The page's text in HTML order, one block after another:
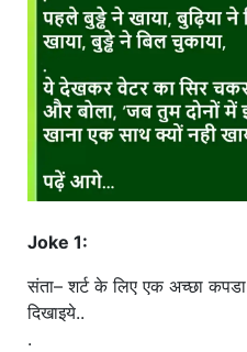
Joke 1:
संता– शर्ट के लिए एक अच्छा कपडा
दिखाइये..
.